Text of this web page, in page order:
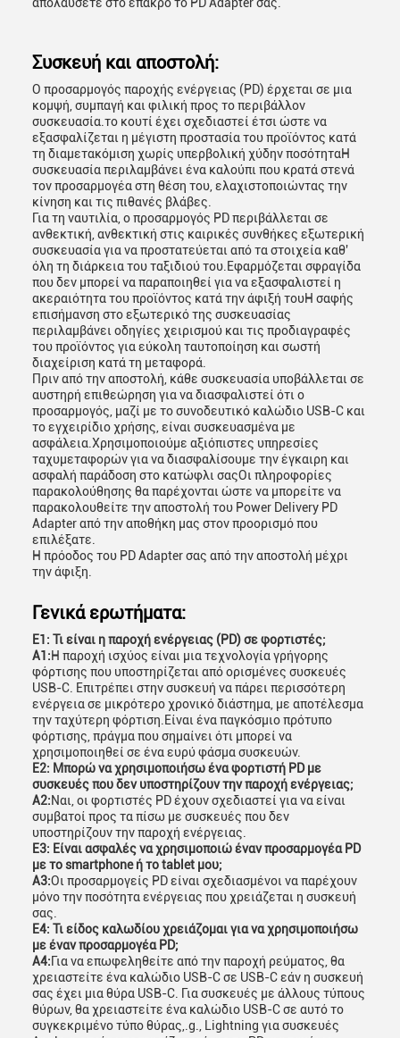
Συσκευή και αποστολή:
Ο προσαρμογός παροχής ενέργειας (PD) έρχεται σε μια
κομψή, συμπαγή και φιλική προς το περιβάλλον
συσκευασία.το κουτί έχει σχεδιαστεί έτσι ώστε να
εξασφαλίζεται η μέγιστη προστασία του προϊόντος κατά
τη διαμετακόμιση χωρίς υπερβολική χύδην ποσότηταΗ
συσκευασία περιλαμβάνει ένα καλούπι που κρατά στενά
τον προσαρμογέα στη θέση του, ελαχιστοποιώντας την
κίνηση και τις πιθανές βλάβες.
Για τη ναυτιλία, ο προσαρμογός PD περιβάλλεται σε
ανθεκτική, ανθεκτική στις καιρικές συνθήκες εξωτερική
συσκευασία για να προστατεύεται από τα στοιχεία καθ'
όλη τη διάρκεια του ταξιδιού του.Εφαρμόζεται σφραγίδα
που δεν μπορεί να παραποιηθεί για να εξασφαλιστεί η
ακεραιότητα του προϊόντος κατά την άφιξή τουΗ σαφής
επισήμανση στο εξωτερικό της συσκευασίας
περιλαμβάνει οδηγίες χειρισμού και τις προδιαγραφές
του προϊόντος για εύκολη ταυτοποίηση και σωστή
διαχείριση κατά τη μεταφορά.
Πριν από την αποστολή, κάθε συσκευασία υποβάλλεται σε
αυστηρή επιθεώρηση για να διασφαλιστεί ότι ο
προσαρμογός, μαζί με το συνοδευτικό καλώδιο USB-C και
το εγχειρίδιο χρήσης, είναι συσκευασμένα με
ασφάλεια.Χρησιμοποιούμε αξιόπιστες υπηρεσίες
ταχυμεταφορών για να διασφαλίσουμε την έγκαιρη και
ασφαλή παράδοση στο κατώφλι σαςΟι πληροφορίες
παρακολούθησης θα παρέχονται ώστε να μπορείτε να
παρακολουθείτε την αποστολή του Power Delivery PD
Adapter από την αποθήκη μας στον προορισμό που
επιλέξατε.
Η πρόοδος του PD Adapter σας από την αποστολή μέχρι
την άφιξη.
Γενικά ερωτήματα:
Ε1: Τι είναι η παροχή ενέργειας (PD) σε φορτιστές;
Α1:Η παροχή ισχύος είναι μια τεχνολογία γρήγορης
φόρτισης που υποστηρίζεται από ορισμένες συσκευές
USB-C. Επιτρέπει στην συσκευή να πάρει περισσότερη
ενέργεια σε μικρότερο χρονικό διάστημα, με αποτέλεσμα
την ταχύτερη φόρτιση.Είναι ένα παγκόσμιο πρότυπο
φόρτισης, πράγμα που σημαίνει ότι μπορεί να
χρησιμοποιηθεί σε ένα ευρύ φάσμα συσκευών.
Ε2: Μπορώ να χρησιμοποιήσω ένα φορτιστή PD με
συσκευές που δεν υποστηρίζουν την παροχή ενέργειας;
Α2:Ναι, οι φορτιστές PD έχουν σχεδιαστεί για να είναι
συμβατοί προς τα πίσω με συσκευές που δεν
υποστηρίζουν την παροχή ενέργειας.
Ε3: Είναι ασφαλές να χρησιμοποιώ έναν προσαρμογέα PD
με το smartphone ή το tablet μου;
Α3:Οι προσαρμογείς PD είναι σχεδιασμένοι να παρέχουν
μόνο την ποσότητα ενέργειας που χρειάζεται η συσκευή
σας.
Ε4: Τι είδος καλωδίου χρειάζομαι για να χρησιμοποιήσω
με έναν προσαρμογέα PD;
Α4:Για να επωφεληθείτε από την παροχή ρεύματος, θα
χρειαστείτε ένα καλώδιο USB-C σε USB-C εάν η συσκευή
σας έχει μια θύρα USB-C. Για συσκευές με άλλους τύπους
θύρων, θα χρειαστείτε ένα καλώδιο USB-C σε αυτό το
συγκεκριμένο τύπο θύρας,.g., Lightning για συσκευές